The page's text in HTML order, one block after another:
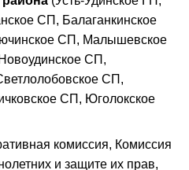
СП, Балаганкинское
СП, Малышевское
СП,
СП,
СП, Юголокское
комиссия, Комиссия
и защите их прав,